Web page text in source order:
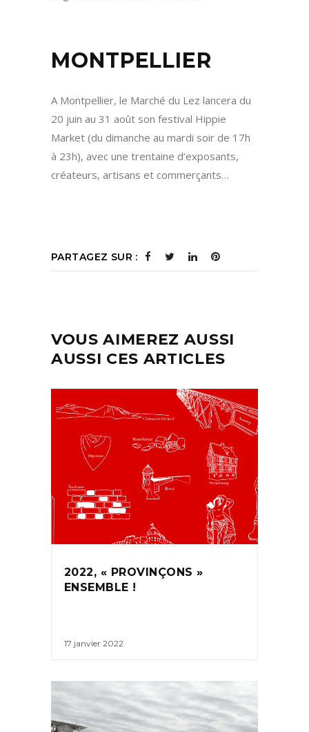
MONTPELLIER
A Montpellier, le Marché du Lez lancera du
20 juin au 31 août son festival Hippie
Market (du dimanche au mardi soir de 17h
à 23h), avec une trentaine d’exposants,
créateurs, artisans et commerçants…
PARTAGEZ SUR :
VOUS AIMEREZ AUSSI
AUSSI CES ARTICLES
2022, « PROVINÇONS »
ENSEMBLE !
17 janvier 2022